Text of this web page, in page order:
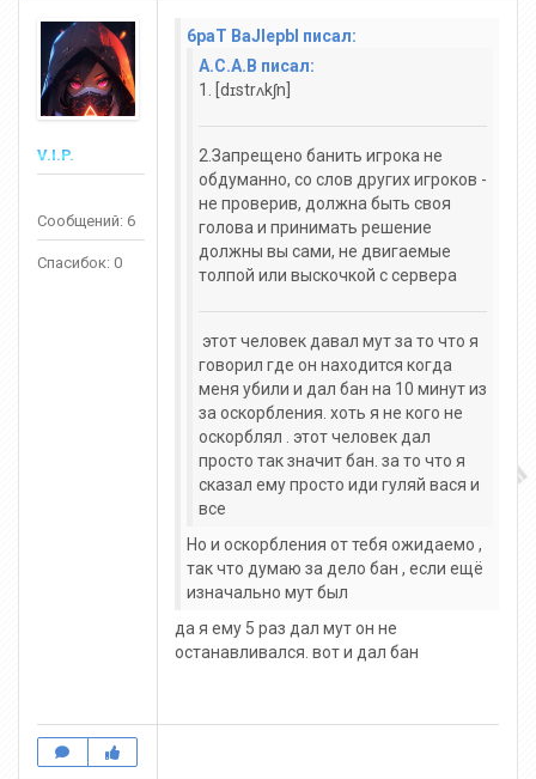
V.I.P.
Сообщений: 6
Спасибок: 0
6paT BaJlepbl писал:
A.C.A.B писал:
1. [dɪstrʌkʃn]
2.Запрещено банить игрока не
обдуманно, со слов других игроков -
не проверив, должна быть своя
голова и принимать решение
должны вы сами, не двигаемые
толпой или выскочкой с сервера
этот человек давал мут за то что я
говорил где он находится когда
меня убили и дал бан на 10 минут из
за оскорбления. хоть я не кого не
оскорблял . этот человек дал
просто так значит бан. за то что я
сказал ему просто иди гуляй вася и
все
Но и оскорбления от тебя ожидаемо ,
так что думаю за дело бан , если ещё
изначально мут был
да я ему 5 раз дал мут он не
останавливался. вот и дал бан